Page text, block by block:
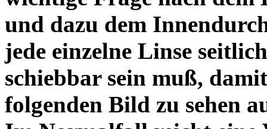
und dazu dem
jede einzelne Linse
schiebbar sein muß,
folgenden Bild zu sehen